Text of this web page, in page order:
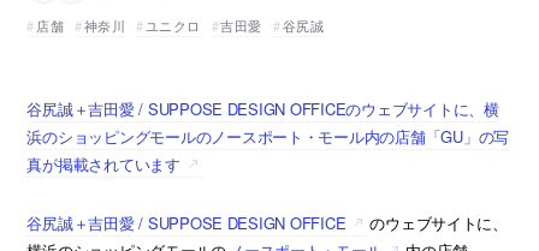
店舗
神奈川 ユニクロ 吉田愛 谷尻誠
谷尻誠＋吉田愛 / SUPPOSE DESIGN OFFICEのウェブサイトに、横
浜のショッピングモールのノースポート・モール内の店舗「GU」の写
真が掲載されています
谷尻誠＋吉田愛 / SUPPOSE DESIGN OFFICE
のウェブサイトに、